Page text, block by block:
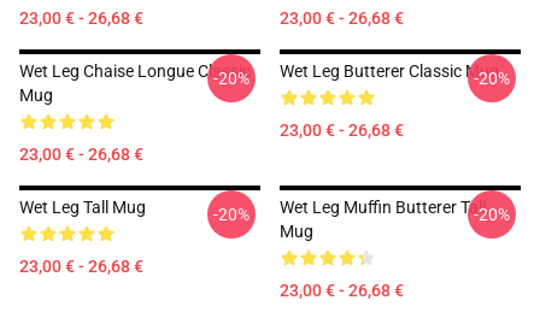
23,00 € - 26,68 € 23,00 € - 26,68 €
Wet Leg Chaise Longue Classic
Mug
23,00 € - 26,68 €
-20% Wet Leg Butterer Classic Mug
23,00 € - 26,68 €
-20%
Wet Leg Tall Mug
23,00 € - 26,68 €
-20%
Wet Leg Muffin Butterer Tall
Mug
23,00 € - 26,68 €
-20%